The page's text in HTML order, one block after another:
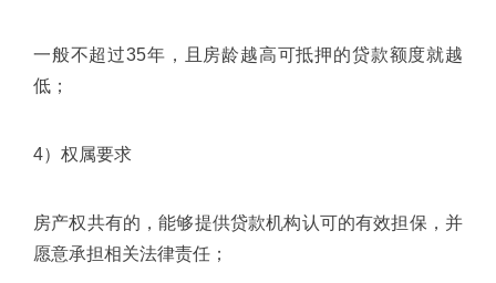
一般不超过35年，且房龄越高可抵押的贷款额度就越
低；
4）权属要求
房产权共有的，能够提供贷款机构认可的有效担保，并
愿意承担相关法律责任；